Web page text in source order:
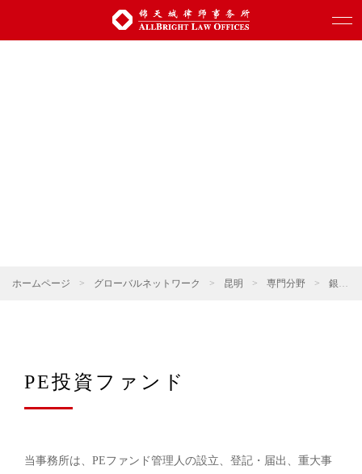
ホームページ > グローバルネットワーク > 昆明 > 専門分野 > 銀行・ファイナンス
PE投資ファンド
当事務所は、PEファンド管理人の設立、登記・届出、重大事